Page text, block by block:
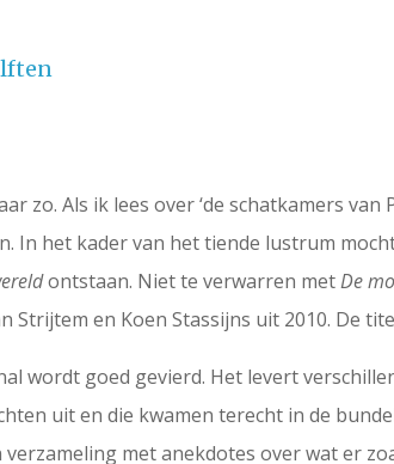
zo. Als ik lees over ‘de schatkamers
In het kader van het tiende lustrum
ontstaan. Niet te verwarren metDe
Strijtem en Koen Stassijns uit 2010. De
wordt goed gevierd. Het levert
uit en die kwamen terecht in de
met anekdotes over wat er